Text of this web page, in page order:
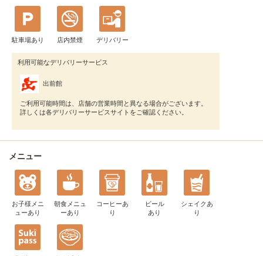
駐車場あり 店内禁煙 デリバリー
利用可能なデリバリーサービス
出前館
ご利用可能時間は、店舗の営業時間と異なる場合がございます。
詳しくは各デリバリーサービスサイトをご確認ください。
メニュー
お子様メニ
ューあり
朝食メニュ
ーあり
コーヒーあ
り
ビール
あり
シェイク あ
り